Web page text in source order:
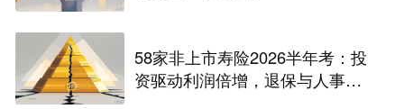
58家非上市寿险2026半年考：投
资驱动利润倍增，退保与人事风